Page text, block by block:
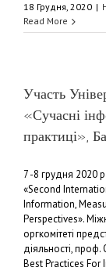
18 Грудня, 2020 |
Read More
Участь
«Сучасні
практиці»,
7 -8 грудня 2020
«Second
Information,
Perspectives».
оргкомітеті
діяльності,
Best Practices For